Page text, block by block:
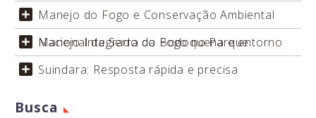
Manejo do Fogo e Conservação Ambiental
Manejo Integrado do Fogo no Parque Nacional da Serra da Bodoquena e entorno
Suindara: Resposta rápida e precisa
Busca